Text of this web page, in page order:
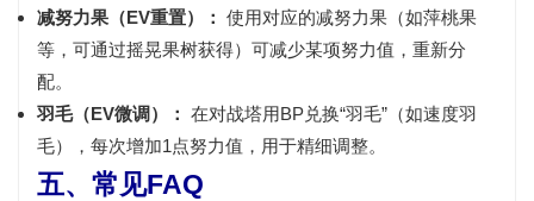
减努力果（EV重置）： 使用对应的减努力果（如萍桃果
等，可通过摇晃果树获得）可减少某项努力值，重新分
配。
羽毛（EV微调）： 在对战塔用BP兑换“羽毛”（如速度羽
毛），每次增加1点努力值，用于精细调整。
五、常见FAQ